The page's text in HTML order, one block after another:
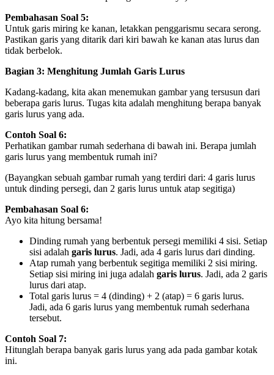
Pembahasan Soal 5:
Untuk garis miring ke kanan, letakkan penggarismu secara serong.
Pastikan garis yang ditarik dari kiri bawah ke kanan atas lurus dan
tidak berbelok.
Bagian 3: Menghitung Jumlah Garis Lurus
Kadang-kadang, kita akan menemukan gambar yang tersusun dari
beberapa garis lurus. Tugas kita adalah menghitung berapa banyak
garis lurus yang ada.
Contoh Soal 6:
Perhatikan gambar rumah sederhana di bawah ini. Berapa jumlah
garis lurus yang membentuk rumah ini?
(Bayangkan sebuah gambar rumah yang terdiri dari: 4 garis lurus
untuk dinding persegi, dan 2 garis lurus untuk atap segitiga)
Pembahasan Soal 6:
Ayo kita hitung bersama!
Dinding rumah yang berbentuk persegi memiliki 4 sisi. Setiap
sisi adalah garis lurus. Jadi, ada 4 garis lurus dari dinding.
Atap rumah yang berbentuk segitiga memiliki 2 sisi miring.
Setiap sisi miring ini juga adalah garis lurus. Jadi, ada 2 garis
lurus dari atap.
Total garis lurus = 4 (dinding) + 2 (atap) = 6 garis lurus.
Jadi, ada 6 garis lurus yang membentuk rumah sederhana
tersebut.
Contoh Soal 7:
Hitunglah berapa banyak garis lurus yang ada pada gambar kotak
ini.